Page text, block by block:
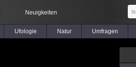
Neuigkeiten
Ufologie Natur Umfragen